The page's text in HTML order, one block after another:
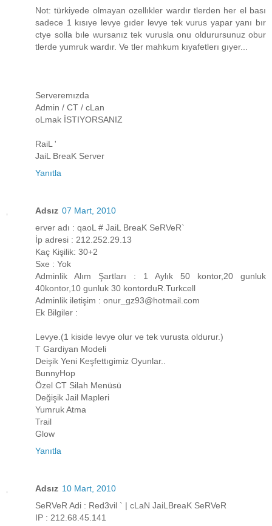
Not: türkiyede olmayan ozellıkler wardır tlerden her el bası
sadece 1 kısıye levye gıder levye tek vurus yapar yanı bır
ctye solla bıle wursanız tek vurusla onu oldurursunuz obur
tlerde yumruk wardır. Ve tler mahkum kıyafetlerı gıyer...
Serveremızda
Admin / CT / cLan
oLmak İSTIYORSANIZ
RaiL '
JaiL BreaK Server
Yanıtla
Adsız 07 Mart, 2010
erver adı : qaoL # JaiL BreaK SeRVeR`
İp adresi : 212.252.29.13
Kaç Kişilik: 30+2
Sxe : Yok
Adminlik Alım Şartları : 1 Aylık 50 kontor,20 gunluk
40kontor,10 gunluk 30 kontorduR.Turkcell
Adminlik iletişim : onur_gz93@hotmail.com
Ek Bilgiler :
Levye.(1 kiside levye olur ve tek vurusta oldurur.)
T Gardiyan Modeli
Deişik Yeni Keşfettıgimiz Oyunlar..
BunnyHop
Özel CT Silah Menüsü
Değişik Jail Mapleri
Yumruk Atma
Trail
Glow
Yanıtla
Adsız 10 Mart, 2010
SeRVeR Adi : Red3vil ` | cLaN JaiLBreaK SeRVeR
IP : 212.68.45.141